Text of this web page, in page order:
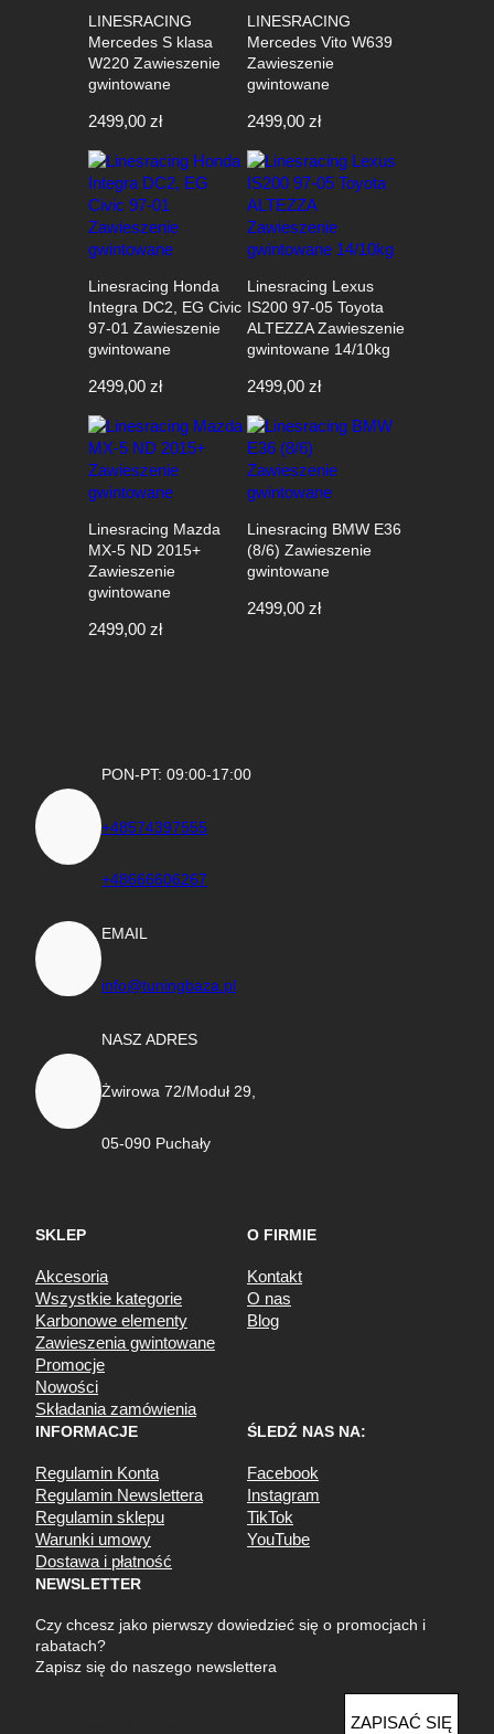
LINESRACING
Mercedes S klasa
W220 Zawieszenie
gwintowane
2499,00 zł
LINESRACING
Mercedes Vito W639
Zawieszenie
gwintowane
2499,00 zł
Linesracing Honda
Integra DC2, EG Civic
97-01 Zawieszenie
gwintowane
2499,00 zł
Linesracing Lexus
IS200 97-05 Toyota
ALTEZZA Zawieszenie
gwintowane 14/10kg
2499,00 zł
Linesracing Mazda
MX-5 ND 2015+
Zawieszenie
gwintowane
2499,00 zł
Linesracing BMW E36
(8/6) Zawieszenie
gwintowane
2499,00 zł
PON-PT: 09:00-17:00
+48574397555
+48666606267
EMAIL
info@tuningbaza.pl
NASZ ADRES
Żwirowa 72/Moduł 29,
05-090 Puchały
SKLEP
Akcesoria
Wszystkie kategorie
Karbonowe elementy
Zawieszenia gwintowane
Promocje
Nowości
Składania zamówienia
O FIRMIE
Kontakt
O nas
Blog
INFORMACJE
Regulamin Konta
Regulamin Newslettera
Regulamin sklepu
Warunki umowy
Dostawa i płatność
ŚLEDŹ NAS NA:
Facebook
Instagram
TikTok
YouTube
NEWSLETTER
Czy chcesz jako pierwszy dowiedzieć się o promocjach i
rabatach?
Zapisz się do naszego newslettera
ZAPISAĆ SIĘ